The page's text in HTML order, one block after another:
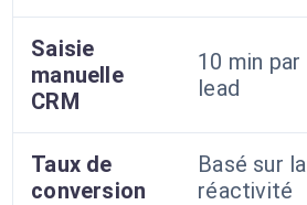
Saisie
manuelle
CRM
10 min par
lead
Taux de
conversion
Basé sur la
réactivité